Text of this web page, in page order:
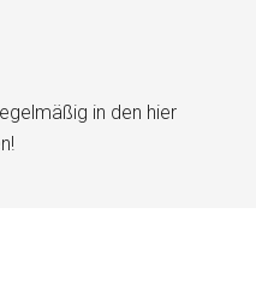
in den hier